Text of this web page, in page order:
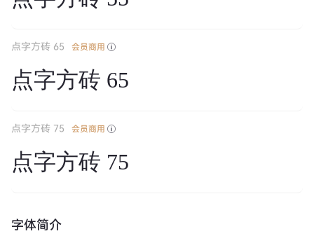
点字方砖 65 会员商用
点字方砖 65
点字方砖 75 会员商用
点字方砖 75
字体简介